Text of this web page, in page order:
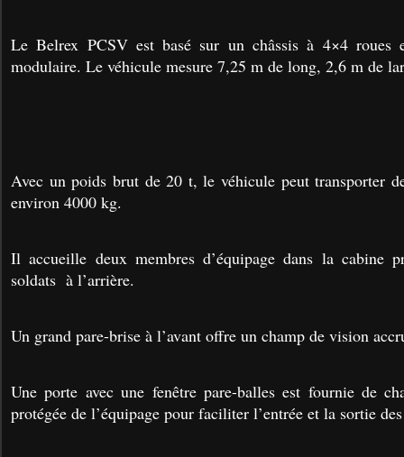
Le Belrex PCSV est basé sur un châssis à 4×4 roues
modulaire. Le véhicule mesure 7,25 m de long, 2,6 m de
Avec un poids brut de 20 t, le véhicule peut transporter
environ 4000 kg.
Il accueille deux membres d’équipage dans la cabine
soldats à l’arrière.
Un grand pare-brise à l’avant offre un champ de vision
Une porte avec une fenêtre pare-balles est fournie de
protégée de l’équipage pour faciliter l’entrée et la sortie